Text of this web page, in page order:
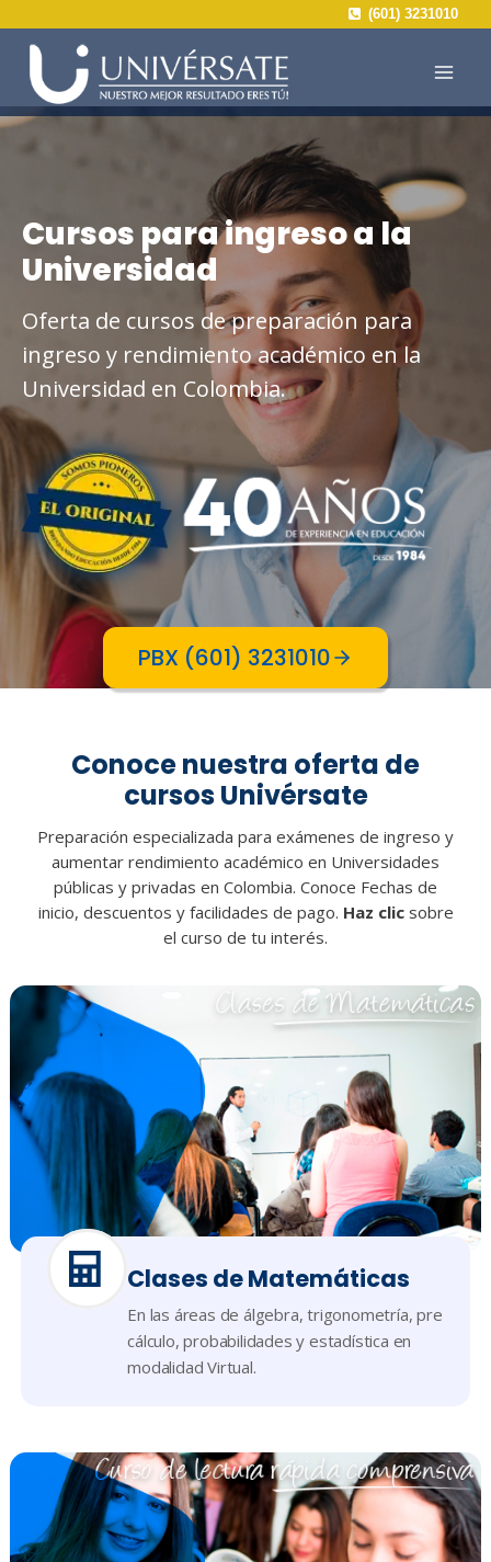
contenido
(601) 3231010
Cursos para ingreso a la
Universidad
Oferta de cursos de preparación para
ingreso y rendimiento académico en la
Universidad en Colombia.
PBX (601) 3231010
Conoce nuestra oferta de
cursos Univérsate
Preparación especializada para exámenes de ingreso y
aumentar rendimiento académico en Universidades
públicas y privadas en Colombia. Conoce Fechas de
inicio, descuentos y facilidades de pago. Haz clicsobre
el curso de tu interés.
Clases de Matemáticas​
En las áreas de álgebra, trigonometría, pre
cálculo, probabilidades y estadística en
modalidad Virtual.